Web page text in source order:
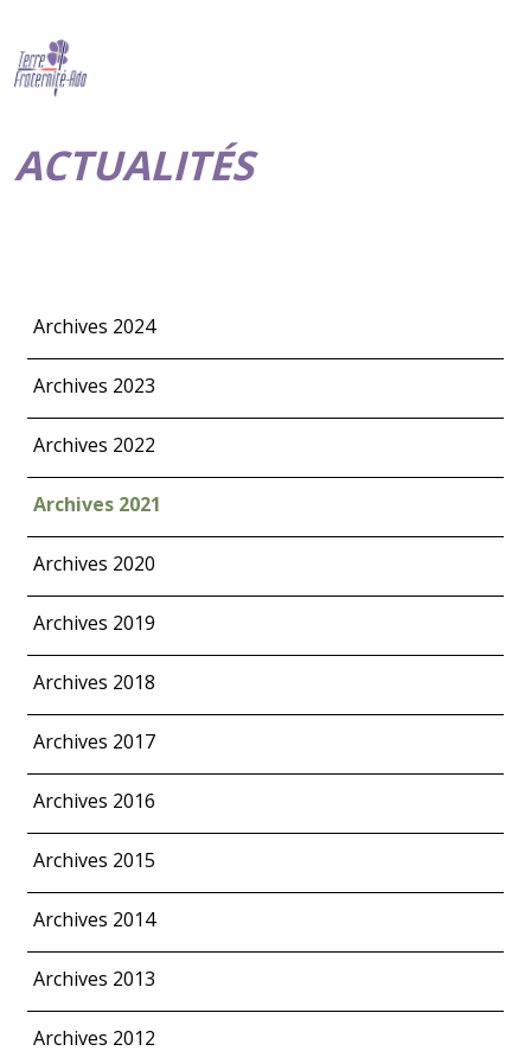
ACTUALITÉS
Archives 2024
Archives 2023
Archives 2022
Archives 2021
Archives 2020
Archives 2019
Archives 2018
Archives 2017
Archives 2016
Archives 2015
Archives 2014
Archives 2013
Archives 2012